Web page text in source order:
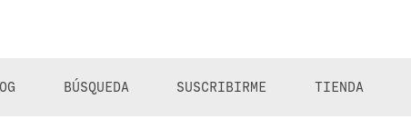
BÚSQUEDA SUSCRIBIRME TIENDA